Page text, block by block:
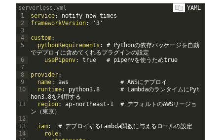
serverless.yml
YAML
1
2
3
4
5
6
7
8
9
10
11
12
13
14
service: notify-new-times
frameworkVersion: '3'
custom:
pythonRequirements : # Pythonの依存パッケージを自動
でデプロイに含めてくれるプラグインの設定
usePipenv: true   # pipenvを使うためtrue
provider:
name: aws               # AWSにデプロイ
runtime: python3.8      # LambdaのランタイムにPyt
hon3.8を利用する
region: ap-northeast-1  # デフォルトのAWSリージョ
ン（東京）
iam:  # デプロイするLambda関数に与えるロールの設定
role: